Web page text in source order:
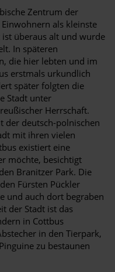
Zentrum der
als kleinste
überaus alt und wurde
In späteren
die hier lebten und im
erstmals urkundlich
später folgten die
Stadt unter
Herrschaft.
der deutsch-polnischen
mit ihren vielen
existiert eine
möchte, besichtigt
Branitzer Park. Die
Fürsten Pückler
und auch dort begraben
der Stadt ist das
in Cottbus
in den Tierpark,
zu bestaunen